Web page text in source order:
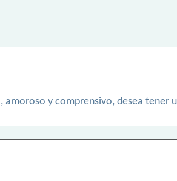
y comprensivo, desea tener